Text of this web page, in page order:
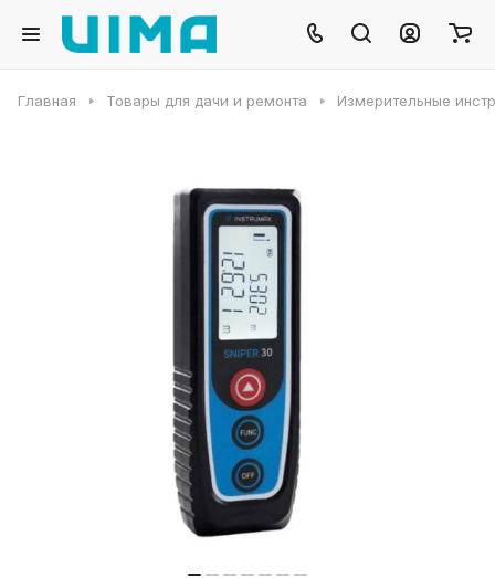
Главная Товары для дачи и ремонта Измерительные